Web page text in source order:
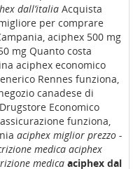
dall’italia Acquista
per comprare
aciphex 500 mg
mg Quanto costa
aciphex economico
Rennes funziona,
canadese di
Economico
funziona,
aciphex miglior prezzo -
medica aciphex
medica aciphex dal